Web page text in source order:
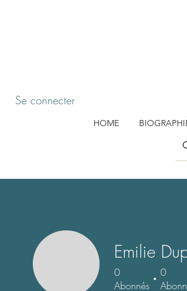
Se connecter
HOME
Emilie
0
Abonnés
0